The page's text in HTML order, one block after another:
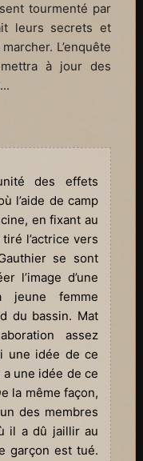
tourmenté par
leurs secrets et
L’enquête
à jour des
des effets
l’aide de camp
en fixant au
l’actrice vers
se sont
l’image d’une
femme
du bassin. Mat
assez
une idée de ce
une idée de ce
la même façon,
des membres
il a dû jaillir au
garçon est tué.